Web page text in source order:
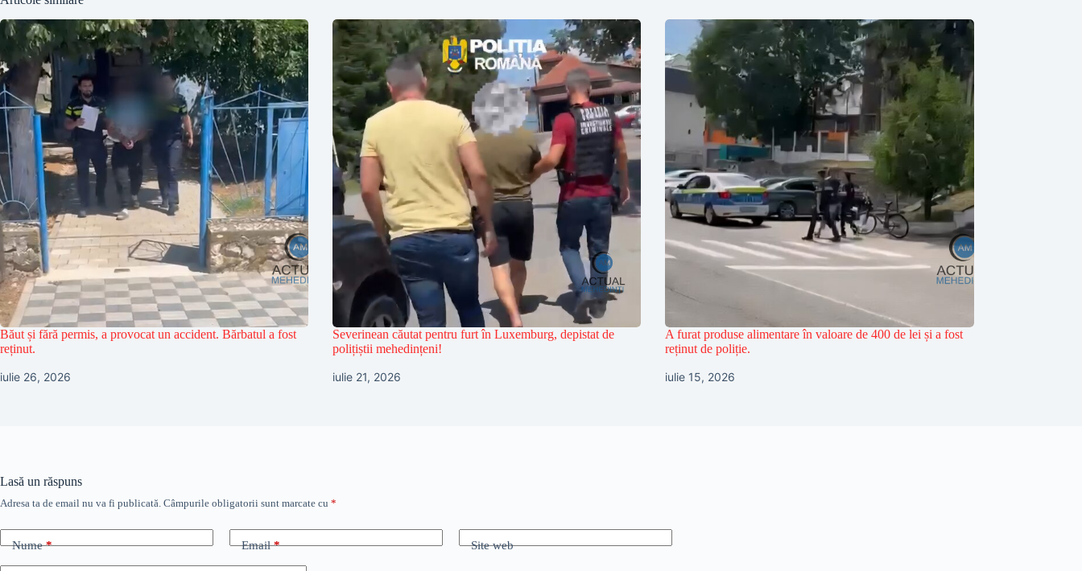
Băut și fără permis, a provocat un accident. Bărbatul a fost
reținut.
iulie 26, 2026
Severinean căutat pentru furt în Luxemburg, depistat de
polițiștii mehedințeni!
iulie 21, 2026
A furat produse alimentare în valoare de 400 de lei și a fost
reținut de poliție.
iulie 15, 2026
Lasă un răspuns
Adresa ta de email nu va fi publicată. Câmpurile obligatorii sunt marcate cu *
Nume* Email* Site web